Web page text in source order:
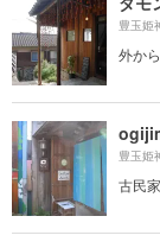
豊玉姫
外か
豊玉姫
古民